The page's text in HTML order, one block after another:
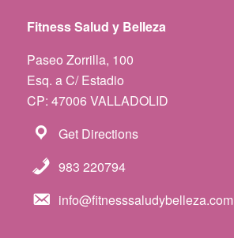
Fitness Salud y Belleza
Paseo Zorrilla, 100
Esq. a C/ Estadio
CP: 47006 VALLADOLID
Get Directions
983 220794
info@fitnesssaludybelleza.com